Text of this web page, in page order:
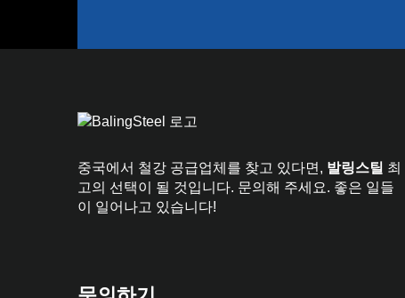
중국에서 철강 공급업체를 찾고 있다면, 발링스틸 최
고의 선택이 될 것입니다. 문의해 주세요. 좋은 일들
이 일어나고 있습니다!